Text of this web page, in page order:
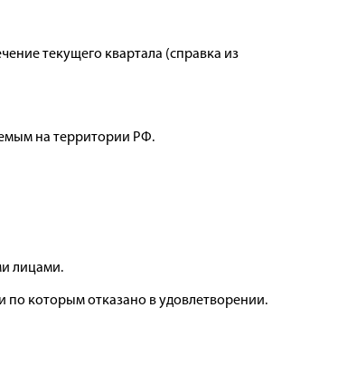
текущего квартала (справка из
на территории РФ.
лицами.
которым отказано в удовлетворении.